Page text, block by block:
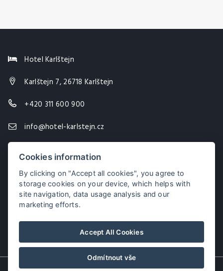
Hotel Karlštejn
Karlštejn 7, 26718 Karlštejn
+420 311 600 900
info@hotel-karlstejn.cz
Cookies information
By clicking on "Accept all cookies", you agree to
storage cookies on your device, which helps with
site navigation, data usage analysis and our
marketing efforts.
Accept All Cookies
Odmítnout vše